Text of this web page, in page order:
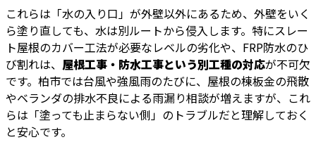
これらは「水の入り口」が外壁以外にあるため、外壁をいく
ら塗り直しても、水は別ルートから侵入します。特にスレー
ト屋根のカバー工法が必要なレベルの劣化や、FRP防水のひ
び割れは、 屋根工事・防水工事という別工種の対応が不可欠
です。柏市では台風や強風雨のたびに、屋根の棟板金の飛散
やベランダの排水不良による雨漏り相談が増えますが、これ
らは「塗っても止まらない側」のトラブルだと理解しておく
と安心です。